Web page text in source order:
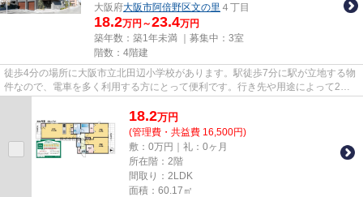
大阪府大阪市阿倍野区文の里 ４丁目
18.2万円～23.4万円
築年数：築1年未満 ｜募集中： 3室
階数：4階建
徒歩4分の場所に大阪市立北田辺小学校があります。駅徒歩7分に駅が立地する物
件なので、電車を多く利用する方にとって便利です。行き先や用途によって2つ
18.2万円
(管理費・共益費 16,500円)
敷：0万円｜礼：0ヶ月
所在階：2階
間取り：2LDK
面積：60.17㎡